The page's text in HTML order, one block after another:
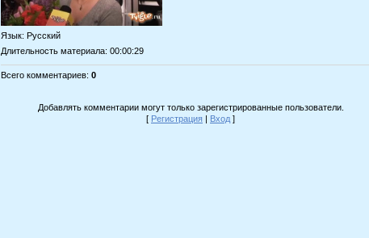
Язык: Русский
Длительность материала: 00:00:29
Всего комментариев: 0
Добавлять комментарии могут только зарегистрированные пользователи.
[ Регистрация | Вход ]